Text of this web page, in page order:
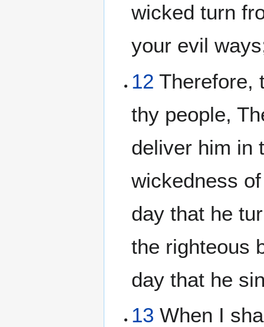
wicked turn
your evil
12 Therefore,
thy people,
deliver him in
wickedness
day that he
the righteous
day that he
13 When I